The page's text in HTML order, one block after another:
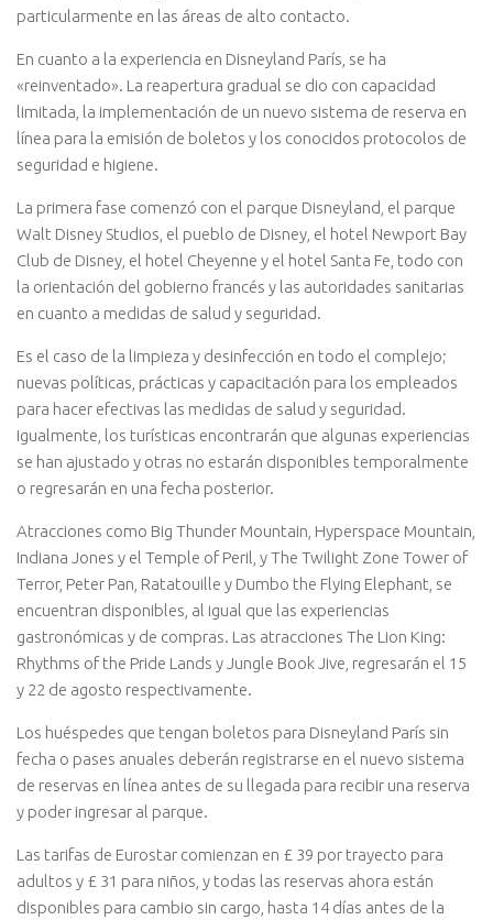
particularmente en las áreas de alto contacto.
En cuanto a la experiencia en Disneyland París, se ha
«reinventado». La reapertura gradual se dio con capacidad
limitada, la implementación de un nuevo sistema de reserva en
línea para la emisión de boletos y los conocidos protocolos de
seguridad e higiene.
La primera fase comenzó con el parque Disneyland, el parque
Walt Disney Studios, el pueblo de Disney, el hotel Newport Bay
Club de Disney, el hotel Cheyenne y el hotel Santa Fe, todo con
la orientación del gobierno francés y las autoridades sanitarias
en cuanto a medidas de salud y seguridad.
Es el caso de la limpieza y desinfección en todo el complejo;
nuevas políticas, prácticas y capacitación para los empleados
para hacer efectivas las medidas de salud y seguridad.
Igualmente, los turísticas encontrarán que algunas experiencias
se han ajustado y otras no estarán disponibles temporalmente
o regresarán en una fecha posterior.
Atracciones como Big Thunder Mountain, Hyperspace Mountain,
Indiana Jones y el Temple of Peril, y The Twilight Zone Tower of
Terror, Peter Pan, Ratatouille y Dumbo the Flying Elephant, se
encuentran disponibles, al igual que las experiencias
gastronómicas y de compras. Las atracciones The Lion King:
Rhythms of the Pride Lands y Jungle Book Jive, regresarán el 15
y 22 de agosto respectivamente.
Los huéspedes que tengan boletos para Disneyland París sin
fecha o pases anuales deberán registrarse en el nuevo sistema
de reservas en línea antes de su llegada para recibir una reserva
y poder ingresar al parque.
Las tarifas de Eurostar comienzan en £ 39 por trayecto para
adultos y £ 31 para niños, y todas las reservas ahora están
disponibles para cambio sin cargo, hasta 14 días antes de la